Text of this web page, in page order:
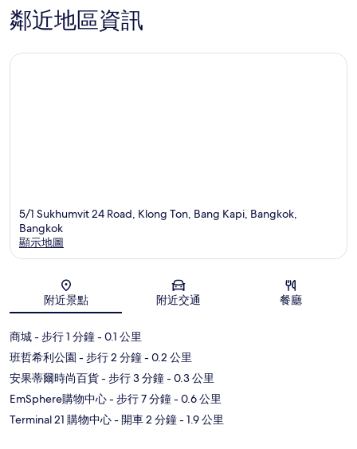
鄰近地區資訊
5/1 Sukhumvit 24 Road, Klong Ton, Bang Kapi, Bangkok,
Bangkok
顯示地圖
附近景點 附近交通 餐廳
商城- 步行 1 分鐘- 0.1 公里
班哲希利公園 - 步行 2 分鐘- 0.2 公里
安果蒂爾時尚百貨- 步行 3 分鐘- 0.3 公里
EmSphere購物中心- 步行 7 分鐘- 0.6 公里
Terminal 21 購物中心- 開車 2 分鐘- 1.9 公里